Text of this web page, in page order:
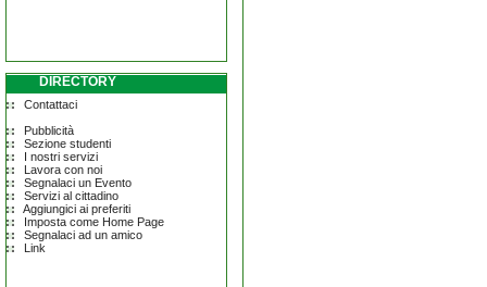
DIRECTORY
Contattaci
Pubblicità
Sezione studenti
I nostri servizi
Lavora con noi
Segnalaci un Evento
Servizi al cittadino
Aggiungici ai preferiti
Imposta come Home Page
Segnalaci ad un amico
Link